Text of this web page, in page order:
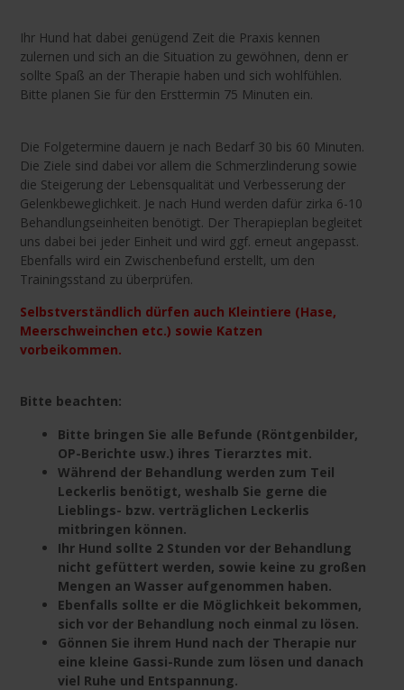
Ihr Hund hat dabei genügend Zeit die Praxis kennen
zulernen und sich an die Situation zu gewöhnen, denn er
sollte Spaß an der Therapie haben und sich wohlfühlen.
Bitte planen Sie für den Ersttermin 75 Minuten ein.
Die Folgetermine dauern je nach Bedarf 30 bis 60 Minuten.
Die Ziele sind dabei vor allem die Schmerzlinderung sowie
die Steigerung der Lebensqualität und Verbesserung der
Gelenkbeweglichkeit. Je nach Hund werden dafür zirka 6-10
Behandlungseinheiten benötigt. Der Therapieplan begleitet
uns dabei bei jeder Einheit und wird ggf. erneut angepasst.
Ebenfalls wird ein Zwischenbefund erstellt, um den
Trainingsstand zu überprüfen.
Selbstverständlich dürfen auch Kleintiere (Hase,
Meerschweinchen etc.) sowie Katzen
vorbeikommen.
Bitte beachten:
Bitte bringen Sie alle Befunde (Röntgenbilder,
OP-Berichte usw.) ihres Tierarztes mit.
Während der Behandlung werden zum Teil
Leckerlis benötigt, weshalb Sie gerne die
Lieblings- bzw. verträglichen Leckerlis
mitbringen können.
Ihr Hund sollte 2 Stunden vor der Behandlung
nicht gefüttert werden, sowie keine zu großen
Mengen an Wasser aufgenommen haben.
Ebenfalls sollte er die Möglichkeit bekommen,
sich vor der Behandlung noch einmal zu lösen.
Gönnen Sie ihrem Hund nach der Therapie nur
eine kleine Gassi-Runde zum lösen und danach
viel Ruhe und Entspannung.